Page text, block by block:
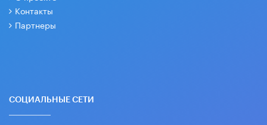
Контакты
Партнеры
СОЦИАЛЬНЫЕ СЕТИ